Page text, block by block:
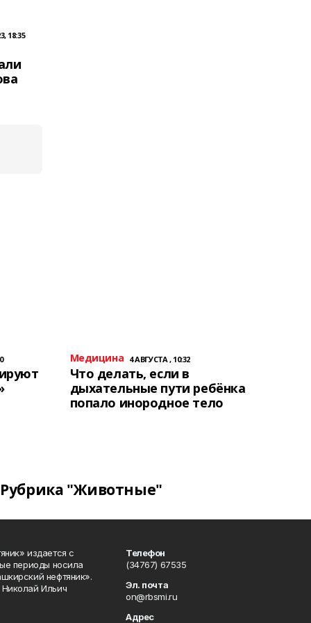
18:35
Медицина 4 АВГУСТА , 10:32
Что делать, если в
дыхательные пути ребёнка
попало инородное тело
Рубрика "Животные"
издается с
периоды носила
нефтяник».
Ильич
Телефон
(34767) 67535
Эл. почта
on@rbsmi.ru
Адрес